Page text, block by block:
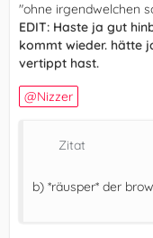
"ohne irgendwelchen
EDIT: Haste ja gut
kommt wieder. hätte
vertippt hast.
Nizzer
Zitat
b) *räusper* der